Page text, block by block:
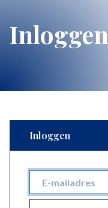
Inloggen
Inloggen